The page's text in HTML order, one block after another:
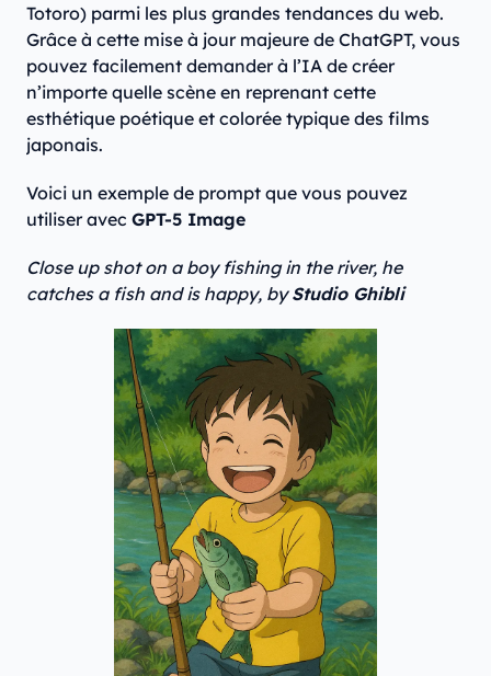
Totoro) parmi les plus grandes tendances du web.
Grâce à cette mise à jour majeure de ChatGPT, vous
pouvez facilement demander à l’IA de créer
n’importe quelle scène en reprenant cette
esthétique poétique et colorée typique des films
japonais.
Voici un exemple de prompt que vous pouvez
utiliser avec GPT-5 Image
Close up shot on a boy fishing in the river, he
catches a fish and is happy, byStudio Ghibli